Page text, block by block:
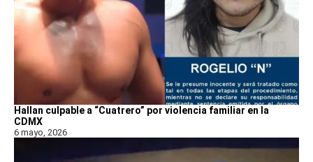
Hallan culpable a “Cuatrero” por violencia familiar en la
CDMX
6 mayo, 2026